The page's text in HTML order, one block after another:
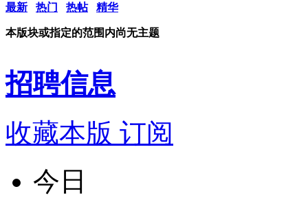
最新
热门 热帖 精华
本版块或指定的范围内尚无主题
招聘信息
收藏本版 订阅
今日